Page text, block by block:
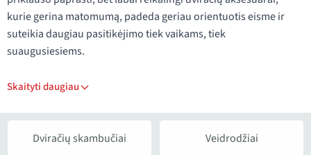
kurie gerina matomumą, padeda geriau orientuotis eisme ir
suteikia daugiau pasitikėjimo tiek vaikams, tiek
suaugusiesiems.
Skaityti daugiau
Dviračių skambučiai Veidrodžiai